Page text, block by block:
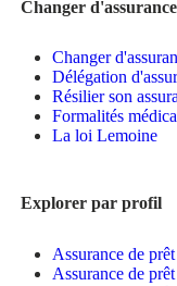
Changer
Changer
Délégation
Résilier son
Formalités
La loi Lemoine
Explorer par profil
Assurance de
Assurance de